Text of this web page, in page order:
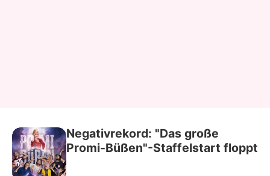
Negativrekord: "Das große
Promi-Büßen"-Staffelstart floppt